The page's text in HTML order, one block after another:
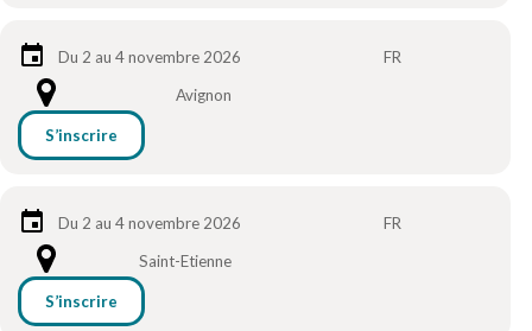
Du 2 au 4 novembre 2026
FR
Avignon
S’inscrire
Du 2 au 4 novembre 2026
FR
Saint-Etienne
S’inscrire